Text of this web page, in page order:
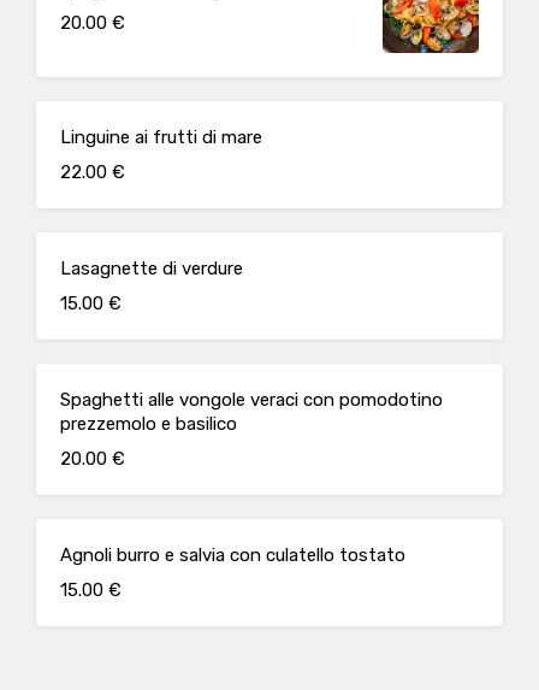
20.00 €
Linguine ai frutti di mare
22.00 €
Lasagnette di verdure
15.00 €
Spaghetti alle vongole veraci con pomodotino
prezzemolo e basilico
20.00 €
Agnoli burro e salvia con culatello tostato
15.00 €